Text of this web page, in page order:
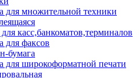
для множительной техники
касс,банкоматов,терминалов
для факсов
бумага
для широкоформатной печати